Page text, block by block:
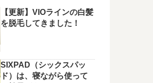
【更新】VIOラインの白髪
を脱毛してきました！
SIXPAD（シックスパッ
ド）は、寝ながら使って